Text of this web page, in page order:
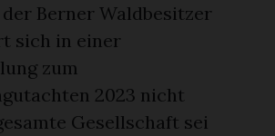
Berner Waldbesitzer
sich in einer
zum
2023 nicht
Gesellschaft sei